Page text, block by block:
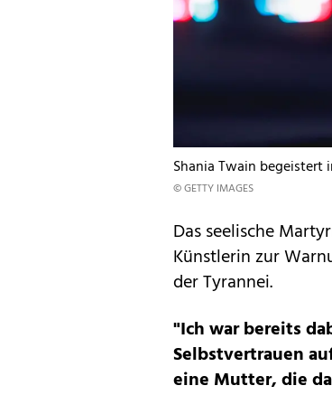
Shania Twain begeistert
© GETTY IMAGES
Das seelische
Künstlerin zur
der Tyrannei.
"Ich war bereits
Selbstvertrauen
eine Mutter, die